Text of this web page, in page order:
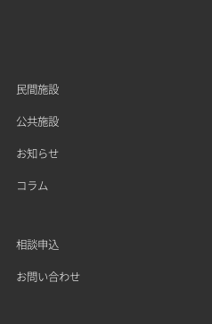
民間施設
公共施設
お知らせ
コラム
相談申込
お問い合わせ